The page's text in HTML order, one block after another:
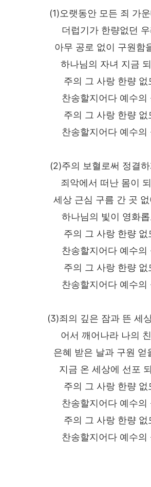
(1)오랫동안 모든 죄 가
더럽기가 한량없던
아무 공로 없이 구원함
하나님의 자녀 지금
주의 그 사랑 한량 없
찬송할지어다 예수의
주의 그 사랑 한량 없
찬송할지어다 예수의
(2)주의 보혈로써 정결
죄악에서 떠난 몸이
세상 근심 구름 간 곳 없
하나님의 빛이 영화
주의 그 사랑 한량 없
찬송할지어다 예수의
주의 그 사랑 한량 없
찬송할지어다 예수의
(3)죄의 깊은 잠과 뜬 세
어서 깨어나라 나의
은혜 받은 날과 구원 얻
지금 온 세상에 선포
주의 그 사랑 한량 없
찬송할지어다 예수의
주의 그 사랑 한량 없
찬송할지어다 예수의